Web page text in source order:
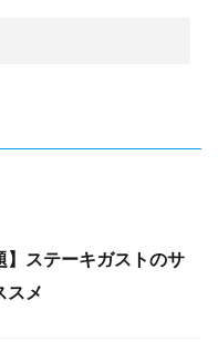
】ステーキガストのサ
スメ